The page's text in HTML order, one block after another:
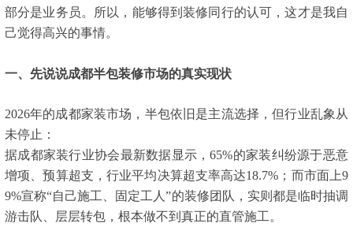
部分是业务员。所以，能够得到装修同行的认可，这才是我自
己觉得高兴的事情。
一、先说说成都半包装修市场的真实现状
2026年的成都家装市场，半包依旧是主流选择，但行业乱象从
未停止：
据成都家装行业协会最新数据显示，65%的家装纠纷源于恶意
增项、预算超支，行业平均决算超支率高达18.7%；而市面上9
9%宣称“自己施工、固定工人”的装修团队，实则都是临时抽调
游击队、层层转包，根本做不到真正的直管施工。